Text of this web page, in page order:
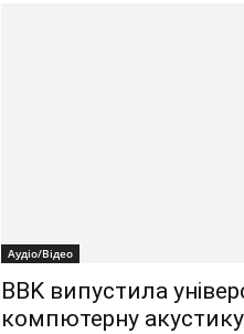
Аудіо/Відео
BBK випустила
компютерну акустику